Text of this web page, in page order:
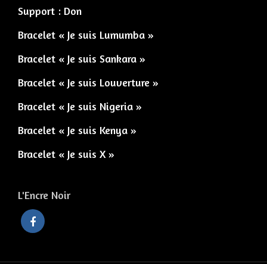
Support : Don
Bracelet « Je suis Lumumba »
Bracelet « Je suis Sankara »
Bracelet « Je suis Louverture »
Bracelet « Je suis Nigeria »
Bracelet « Je suis Kenya »
Bracelet « Je suis X »
L'Encre Noir